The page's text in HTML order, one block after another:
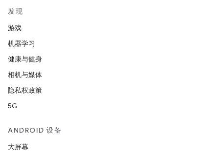
发现
游戏
机器学习
健康与健身
相机与媒体
隐私权政策
5G
ANDROID 设备
大屏幕